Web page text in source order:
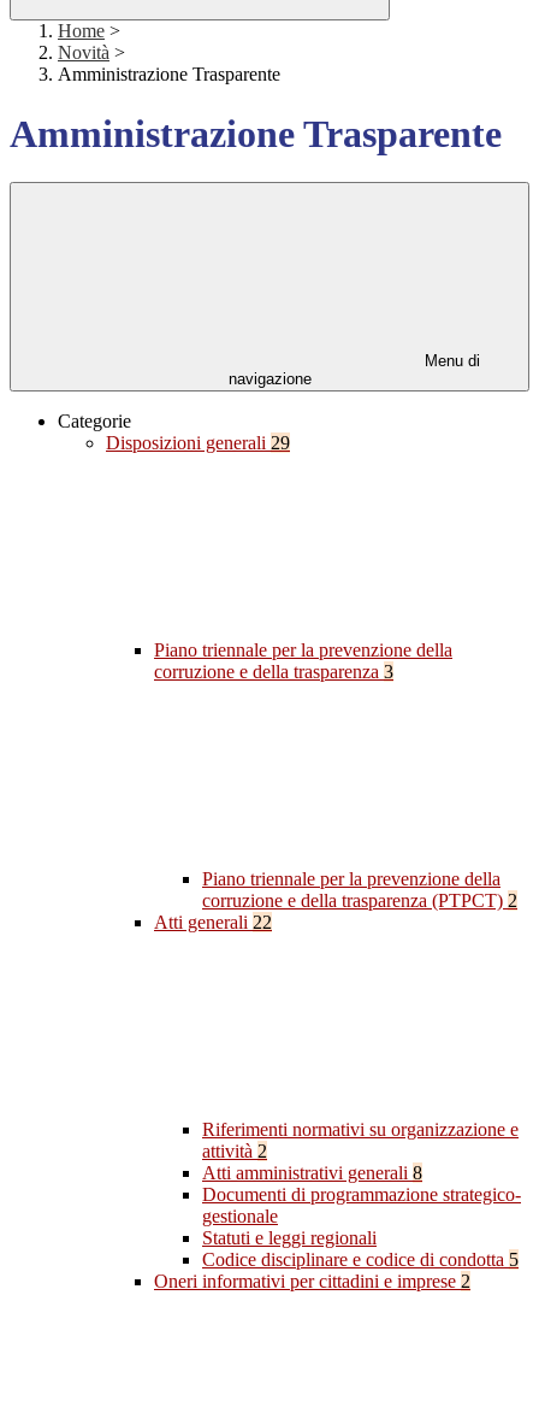
Home >
Novità >
Amministrazione Trasparente
Amministrazione Trasparente
Menu di
navigazione
Categorie
Disposizioni generali 29
Piano triennale per la prevenzione della
corruzione e della trasparenza 3
Piano triennale per la prevenzione della
corruzione e della trasparenza (PTPCT) 2
Atti generali 22
Riferimenti normativi su organizzazione e
attività 2
Atti amministrativi generali 8
Documenti di programmazione strategico-
gestionale
Statuti e leggi regionali
Codice disciplinare e codice di condotta 5
Oneri informativi per cittadini e imprese 2